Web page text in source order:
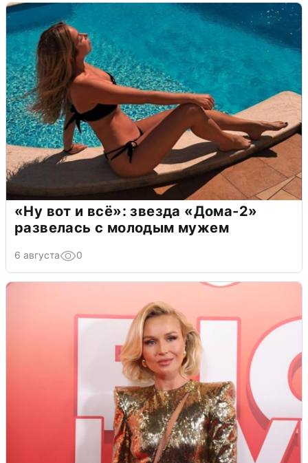
«Ну вот и всё»: звезда «Дома-2»
развелась с молодым мужем
6 августа 0